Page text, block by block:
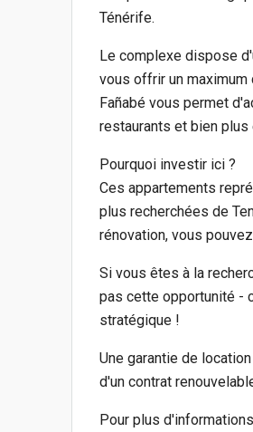
Ténérife.
Le complexe dispose
vous offrir un
Fañabé vous permet
restaurants et bien plus
Pourquoi investir ici ?
Ces appartements
plus recherchées de
rénovation, vous
Si vous êtes à la
pas cette opportunité -
stratégique !
Une garantie de
d'un contrat
Pour plus